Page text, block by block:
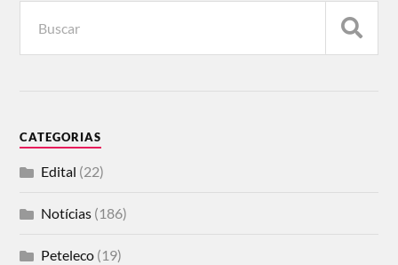
CATEGORIAS
Edital (22)
Notícias (186)
Peteleco (19)